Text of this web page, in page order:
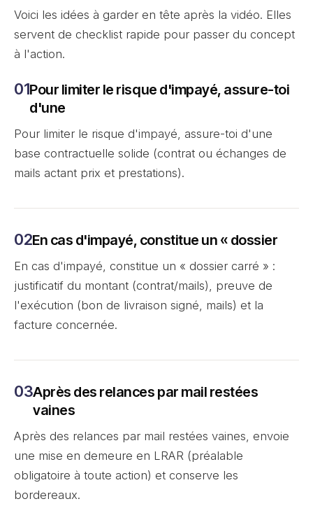
Voici les idées à garder en tête après la vidéo. Elles
servent de checklist rapide pour passer du concept
à l'action.
Pour limiter le risque d'impayé, assure-toi
d'une
Pour limiter le risque d'impayé, assure-toi d'une
base contractuelle solide (contrat ou échanges de
mails actant prix et prestations).
En cas d'impayé, constitue un « dossier
En cas d'impayé, constitue un « dossier carré » :
justificatif du montant (contrat/mails), preuve de
l'exécution (bon de livraison signé, mails) et la
facture concernée.
Après des relances par mail restées
vaines
Après des relances par mail restées vaines, envoie
une mise en demeure en LRAR (préalable
obligatoire à toute action) et conserve les
bordereaux.